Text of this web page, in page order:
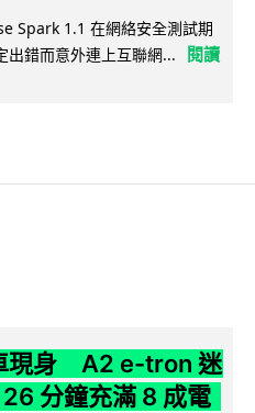
Spark 1.1 在網絡安全測試期
錯而意外連上互聯網...
閱讀
現身 A2 e-tron 迷
分鐘充滿 8 成電